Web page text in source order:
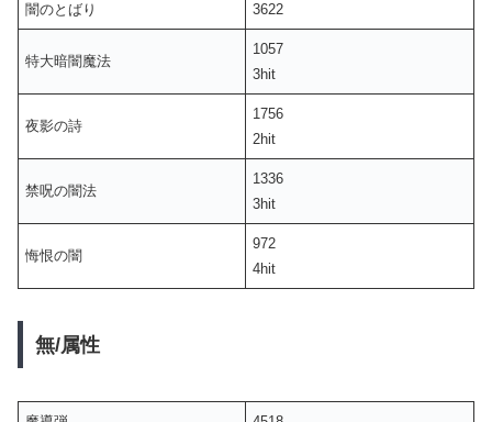
闇のとばり 3622
特大暗闇魔法
1057
3hit
夜影の詩
1756
2hit
禁呪の闇法
1336
3hit
悔恨の闇
972
4hit
無/属性